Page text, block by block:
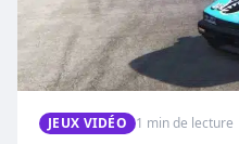
JEUX VIDÉO 1 min de lecture